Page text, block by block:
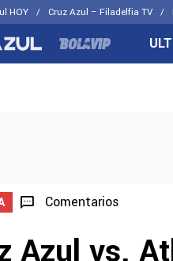
HOY Cruz Azul – Filadelfia TV
Mexicana
Comentarios
Azul vs.